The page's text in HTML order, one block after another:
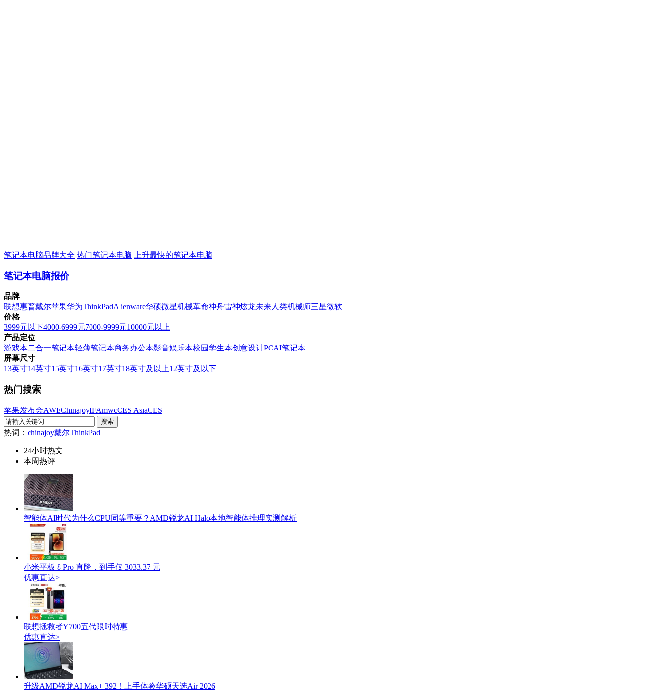
笔记本电脑品牌大全 热门笔记本电脑 上升最快的笔记本电脑
笔记本电脑报价
品牌
联想惠普戴尔苹果华为ThinkPadAlienware华硕微星机械革命神舟雷神炫龙未来人类机械师三星微软
价格
3999元以下4000-6999元7000-9999元10000元以上
产品定位
游戏本二合一笔记本轻薄笔记本商务办公本影音娱乐本校园学生本创意设计PCAI笔记本
屏幕尺寸
13英寸14英寸15英寸16英寸17英寸18英寸及以上12英寸及以下
热门搜索
苹果发布会AWEChinajoyIFAmwcCES AsiaCES
热词： chinajoy戴尔ThinkPad
24小时热文
本周热评
智能体AI时代为什么CPU同等重要？AMD锐龙AI Halo本地智能体推理实测解析
小米平板 8 Pro 直降，到手仅 3033.37 元
优惠直达>
联想拯救者Y700五代限时特惠
优惠直达>
升级AMD锐龙AI Max+ 392！上手体验华硕天选Air 2026